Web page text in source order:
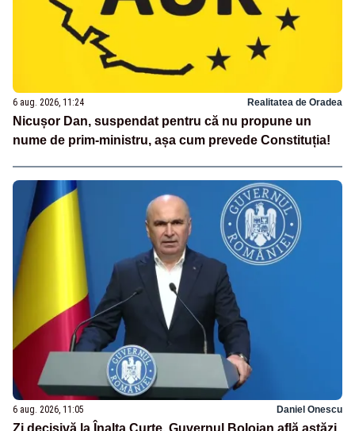
6 aug. 2026, 11:24 Realitatea de Oradea
Nicușor Dan, suspendat pentru că nu propune un
nume de prim-ministru, așa cum prevede Constituția!
6 aug. 2026, 11:05 Daniel Onescu
Zi decisivă la Înalta Curte. Guvernul Bolojan află astăzi